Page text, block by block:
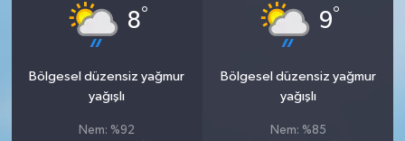
8°
Bölgesel düzensiz yağmur
yağışlı
Nem: %92
9°
Bölgesel düzensiz yağmur
yağışlı
Nem: %85